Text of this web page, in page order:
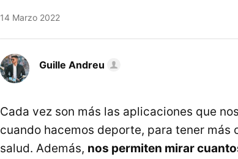
14 Marzo 2022
Guille Andreu
Cada vez son más las aplicaciones que
cuando hacemos deporte, para tener más
salud. Además, nos permiten mirar